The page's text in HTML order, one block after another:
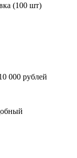
(100 шт)
000 рублей